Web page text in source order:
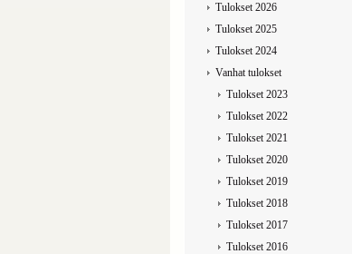
Tulokset 2026
Tulokset 2025
Tulokset 2024
Vanhat tulokset
Tulokset 2023
Tulokset 2022
Tulokset 2021
Tulokset 2020
Tulokset 2019
Tulokset 2018
Tulokset 2017
Tulokset 2016